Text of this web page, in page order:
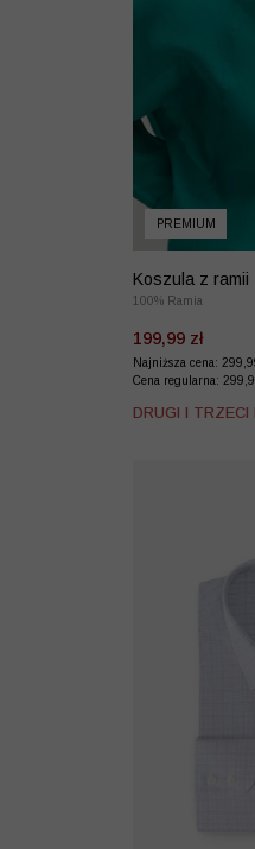
PREMIUM
Koszula z ramii
100% Ramia
199,99 zł
Najniższa cena:
Cena regularna:
DRUGI I